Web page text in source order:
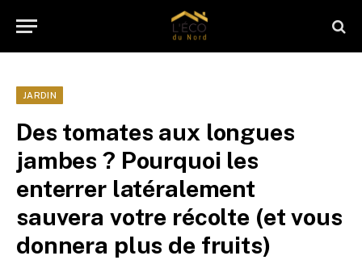
JARDIN
Des tomates aux longues
jambes ? Pourquoi les
enterrer latéralement
sauvera votre récolte (et vous
donnera plus de fruits)